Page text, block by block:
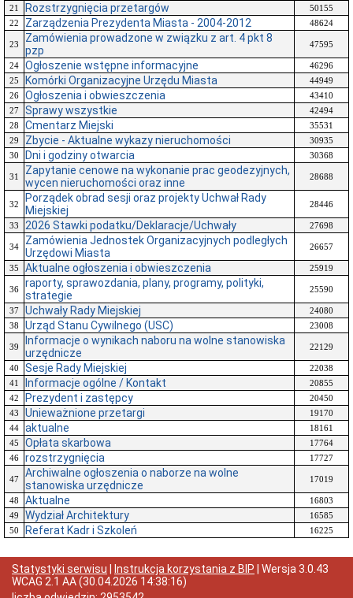
21
Rozstrzygnięcia przetargów
50155
22
Zarządzenia Prezydenta Miasta - 2004-2012 48624
23
Zamówienia prowadzone w związku z art. 4 pkt 8
pzp
47595
24 Ogłoszenie wstępne informacyjne
46296
25
Komórki Organizacyjne Urzędu Miasta
44949
26
Ogłoszenia i obwieszczenia
43410
27
Sprawy wszystkie
42494
28
Cmentarz Miejski
35531
29
Zbycie - Aktualne wykazy nieruchomości
30935
30
Dni i godziny otwarcia 30368
31
Zapytanie cenowe na wykonanie prac geodezyjnych,
wycen nieruchomości oraz inne
28688
32
Porządek obrad sesji oraz projekty Uchwał Rady
Miejskiej
28446
33 2026 Stawki podatku/Deklaracje/Uchwały 27698
34
Zamówienia Jednostek Organizacyjnych podległych
Urzędowi Miasta
26657
35 Aktualne ogłoszenia i obwieszczenia 25919
36
raporty, sprawozdania, plany, programy, polityki,
strategie
25590
37 Uchwały Rady Miejskiej
24080
38
Urząd Stanu Cywilnego (USC) 23008
39
Informacje o wynikach naboru na wolne stanowiska
urzędnicze
22129
40 Sesje Rady Miejskiej
22038
41
Informacje ogólne / Kontakt
20855
42
Prezydent i zastępcy
20450
43
Unieważnione przetargi
19170
44
aktualne
18161
45
Opłata skarbowa
17764
46
rozstrzygnięcia 17727
47
Archiwalne ogłoszenia o naborze na wolne
stanowiska urzędnicze
17019
48 Aktualne
16803
49
Wydział Architektury
16585
50
Referat Kadr i Szkoleń 16225
Statystyki serwisu Instrukcja korzystania z BIP | Wersja 3.0.43
WCAG 2.1 AA(30.04.2026 14:38:16)